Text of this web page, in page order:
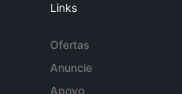
Links
Ofertas
Anuncie
Apoyo